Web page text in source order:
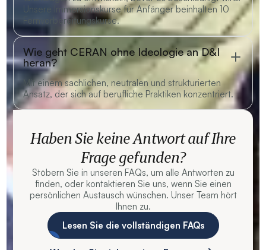
Unsere Immersionskurse für Anfänger beinhalten 10
Fernvorbereitungskurse.
Wie geht CERAN ohne Ideologie an D&I
heran?
Mit einem sachlichen, neutralen und strukturierten
Ansatz, der sich auf berufliche Praktiken konzentriert.
Haben Sie keine Antwort auf Ihre
Frage gefunden?
Stöbern Sie in unseren FAQs, um alle Antworten zu
finden, oder kontaktieren Sie uns, wenn Sie einen
persönlichen Austausch wünschen. Unser Team hört
Ihnen zu.
Lesen Sie die vollständigen FAQs